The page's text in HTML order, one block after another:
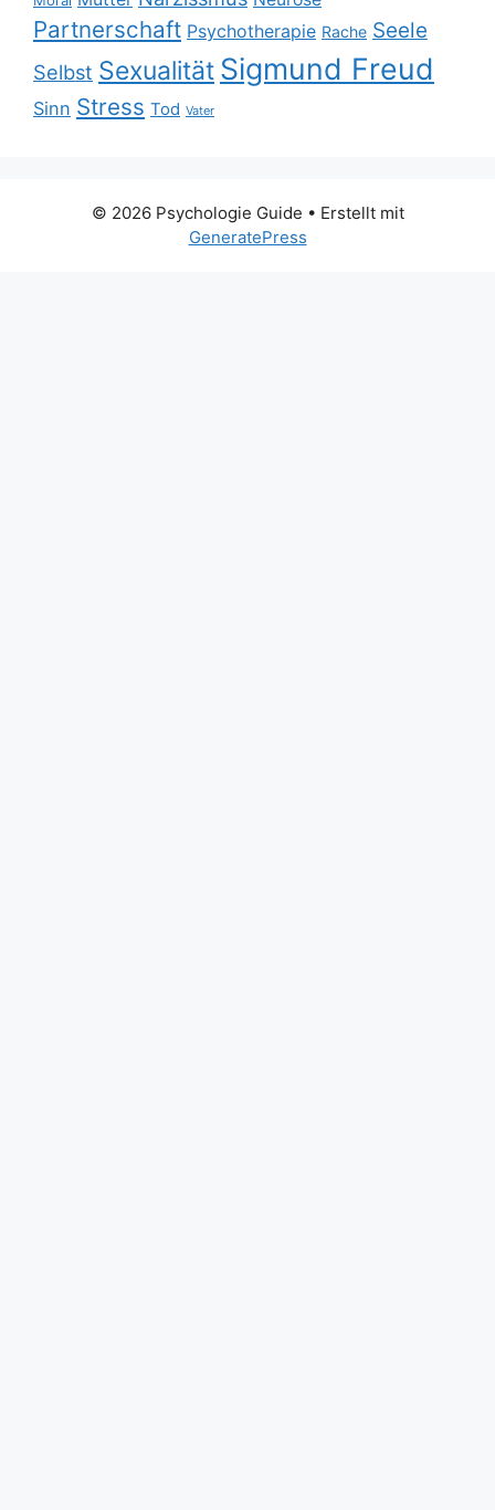
Partnerschaft Psychotherapie Rache Seele
Selbst Sexualität Sigmund Freud
Sinn Stress Tod Vater
© 2026 Psychologie Guide • Erstellt mit
GeneratePress